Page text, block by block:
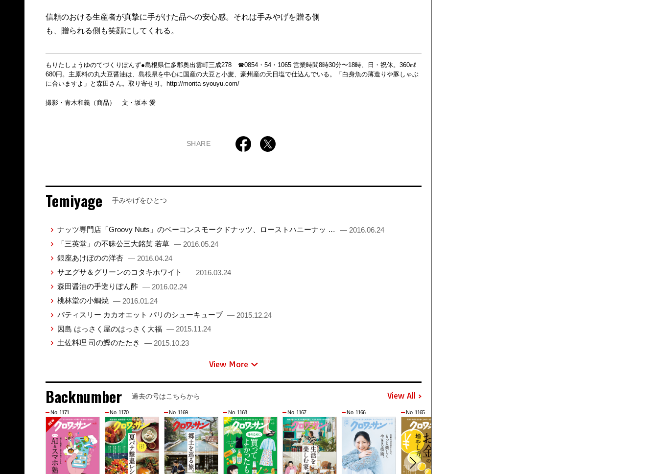
信頼のおける生産者が真摯に手がけた品への安心感。それは手みやげを贈る側
も、贈られる側も笑顔にしてくれる。
もりたしょうゆのてづくりぽんず●島根県仁多郡奥出雲町三成278 ☎0854・54・1065 営業時間8時30分〜18時、日・祝休。360㎖
680円。主原料の丸大豆醤油は、島根県を中心に国産の大豆と小麦、豪州産の天日塩で仕込んでいる。「白身魚の薄造りや豚しゃぶ
に合いますよ」と森田さん。取り寄せ可。
http://morita-syouyu.com/
撮影・青木和義（商品） 文・坂本 愛
SHARE
Temiyage 手みやげをひとつ
ナッツ専門店「Groovy Nuts」のベーコンスモークドナッツ、ローストハニーナッ …
— 2016.06.24
「三英堂」の不昧公三大銘菓 若草 — 2016.05.24
銀座あけぼのの洋杏 — 2016.04.24
サヱグサ＆グリーンのコタキホワイト
— 2016.03.24
森田醤油の手造りぽん酢 — 2016.02.24
桃林堂の小鯛焼 — 2016.01.24
パティスリー カカオエット パリのシューキューブ — 2015.12.24
因島 はっさく屋のはっさく大福 — 2015.11.24
土佐料理 司の鰹のたたき
— 2015.10.23
View More
Backnumber 過去の号はこちらから View All
No. 1171 No. 1170 No. 1169 No. 1168 No. 1167 No. 1166 No. 1165